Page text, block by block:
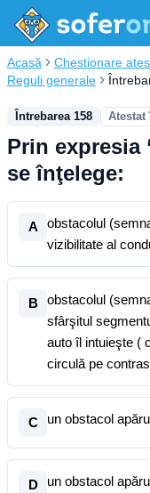
Acasă Chestionare
Reguli generale
Întrebarea 158
Prin expresia
se înţelege:
A
obstacolul
vizibilitate al
B
obstacolul
sfârşitul
auto îl intuieşte (
circulă pe
C un obstacol
D un obstacol